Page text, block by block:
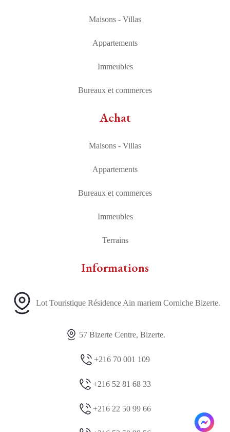
Maisons - Villas
Appartements
Immeubles
Bureaux et commerces
Achat
Maisons - Villas
Appartements
Bureaux et commerces
Immeubles
Terrains
Informations
Lot Touristique Résidence Ain mariem Corniche Bizerte.
57 Bizerte Centre, Bizerte.
+216 70 001 109
+216 52 81 68 33
+216 22 50 99 66